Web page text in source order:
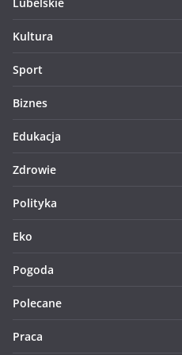
Lubelskie
Kultura
Sport
Biznes
Edukacja
Zdrowie
Polityka
Eko
Pogoda
Polecane
Praca